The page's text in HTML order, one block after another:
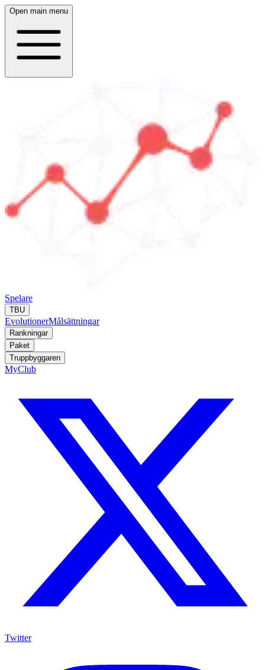
Open main menu
Spelare
TBU
EvolutionerMålsättningar
Rankningar
Paket
Truppbyggaren
MyClub
Twitter